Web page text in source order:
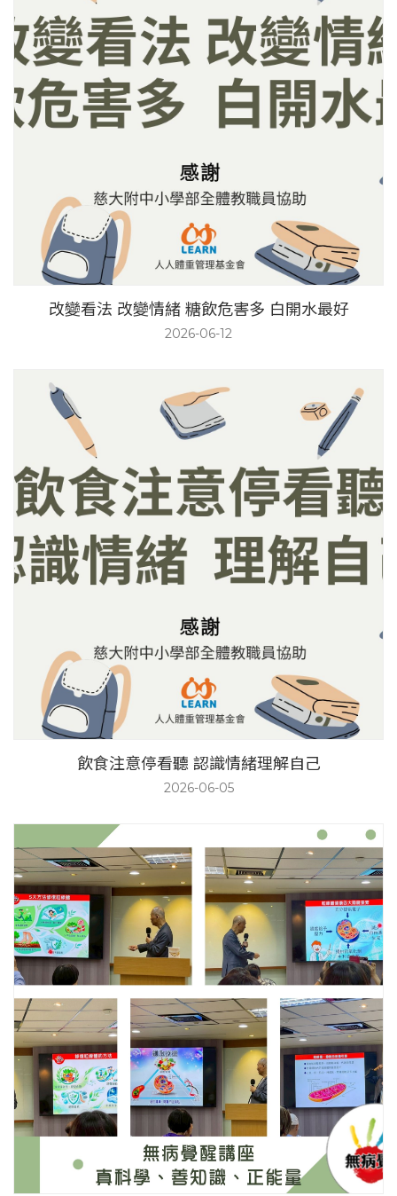
改變看法 改變情緒 糖飲危害多 白開水最好
2026-06-12
飲食注意停看聽 認識情緒理解自己
2026-06-05